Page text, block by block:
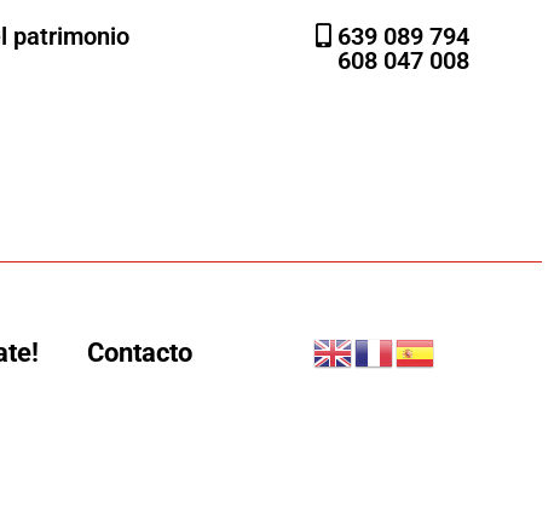
patrimonio
639 089 794
608 047 008
Contacto